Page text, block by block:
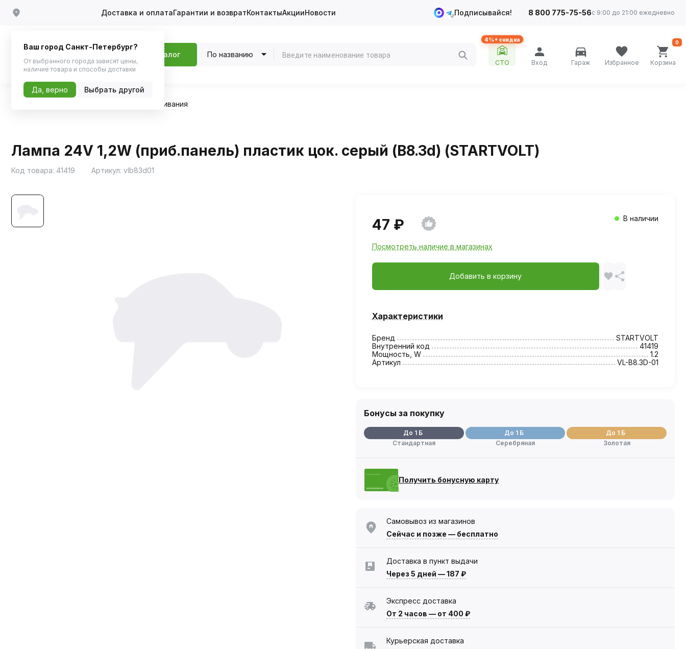
Доставка и оплатаГарантии и возвратКонтактыАкцииНовости Подписывайся! 8 800 775-75-56с 9:00 до 21:00 ежедневно
Каталог По названию
4%+ скидка
СТО Вход Гараж Избранное Корзина
0
Лампы накаливания
Лампа 24V 1,2W (приб.панель) пластик цок. серый (B8.3d) (STARTVOLT)
Код товара: 41419 Артикул: vlb83d01
47 ₽ В наличии
Посмотреть наличие в магазинах
Добавить в корзину
Характеристики
Бренд
STARTVOLT
Внутренний код
41419
Мощность, W
1.2
Артикул
VL-B8.3D-01
Бонусы за покупку
До 1 Б
Стандартная
До 1 Б
Серебряная
До 1 Б
Золотая
Получить бонусную карту
Самовывоз из магазинов
Сейчас и позже — бесплатно
Доставка в пункт выдачи
Через 5 дней —187 ₽
Экспресс доставка
От 2 часов — от 400 ₽
Курьерская доставка
Ваш город Санкт-Петербург?
От выбранного города зависят цены,
наличие товара и способы доставки
Да, верно Выбрать другой